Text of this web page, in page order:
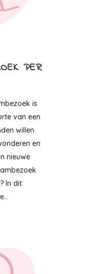
PER
is
van een
willen
en
nieuwe
In dit